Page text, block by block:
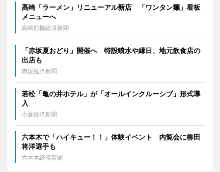
高崎「ラーメン」リニューアル新店 「ワンタン麺」看板
メニューへ
高崎前橋経済新聞
「赤坂夏おどり」開催へ 特設噴水や縁日、地元飲食店の
出店も
赤坂経済新聞
若松「亀の井ホテル」が「オールインクルーシブ」形式導
入
小倉経済新聞
六本木で「ハイキュー！！」体験イベント 内覧会に柳田
将洋選手も
六本木経済新聞